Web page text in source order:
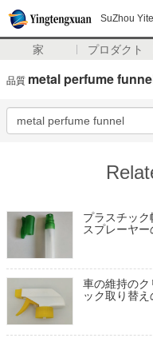
SuZhou
家 プロダクト
品質 metal perfume
プラスチッ
スプレーヤ
車の維持の
ック取り替